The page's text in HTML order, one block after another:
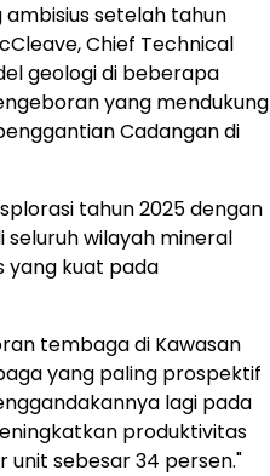
setelah tahun
Chief Technical
geologi di beberapa
yang mendukung
Cadangan di
tahun 2025 dengan
wilayah mineral
yang kuat pada
tembaga di Kawasan
yang paling prospektif
lagi pada
produktivitas
unit sebesar 34 persen."